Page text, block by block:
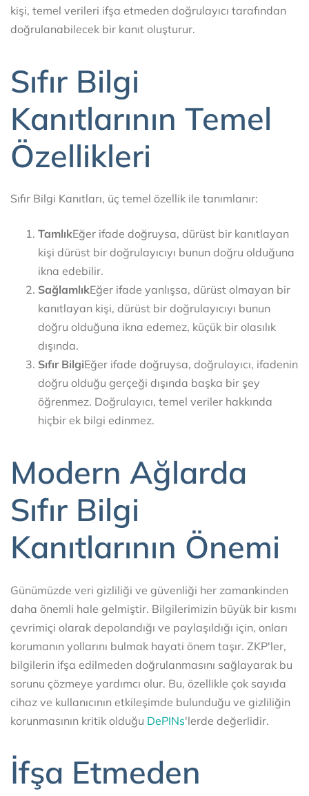
kişi, temel verileri ifşa etmeden doğrulayıcı tarafından
doğrulanabilecek bir kanıt oluşturur.
Sıfır Bilgi
Kanıtlarının Temel
Özellikleri
Sıfır Bilgi Kanıtları, üç temel özellik ile tanımlanır:
TamlıkEğer ifade doğruysa, dürüst bir kanıtlayan
kişi dürüst bir doğrulayıcıyı bunun doğru olduğuna
ikna edebilir.
SağlamlıkEğer ifade yanlışsa, dürüst olmayan bir
kanıtlayan kişi, dürüst bir doğrulayıcıyı bunun
doğru olduğuna ikna edemez, küçük bir olasılık
dışında.
Sıfır BilgiEğer ifade doğruysa, doğrulayıcı, ifadenin
doğru olduğu gerçeği dışında başka bir şey
öğrenmez. Doğrulayıcı, temel veriler hakkında
hiçbir ek bilgi edinmez.
Modern Ağlarda
Sıfır Bilgi
Kanıtlarının Önemi
Günümüzde veri gizliliği ve güvenliği her zamankinden
daha önemli hale gelmiştir. Bilgilerimizin büyük bir kısmı
çevrimiçi olarak depolandığı ve paylaşıldığı için, onları
korumanın yollarını bulmak hayati önem taşır. ZKP'ler,
bilgilerin ifşa edilmeden doğrulanmasını sağlayarak bu
sorunu çözmeye yardımcı olur. Bu, özellikle çok sayıda
cihaz ve kullanıcının etkileşimde bulunduğu ve gizliliğin
korunmasının kritik olduğu DePINs'lerde değerlidir.
İfşa Etmeden